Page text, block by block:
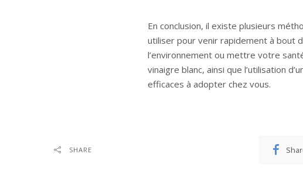
En conclusion, il existe plusieurs
utiliser pour venir rapidement à bout
l’environnement ou mettre votre
vinaigre blanc, ainsi que l’utilisation
efficaces à adopter chez vous.
SHARE